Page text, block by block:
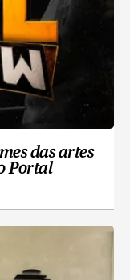
das artes
Portal